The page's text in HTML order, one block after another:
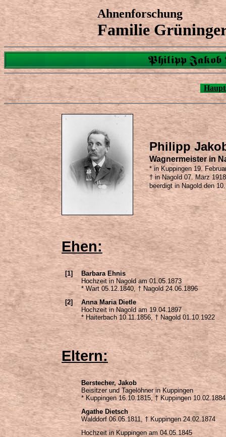
Ahnenforschung
Familie
Philipp Jakob
Philipp
Wagnermeister in
* in Kuppingen 19.
† in Nagold 07. März 1918
beerdigt in Nagold den
Ehen:
[1]
Barbara Ehnis
Hochzeit in Nagold am 01.05.1873
* Wart 05.12.1840, † Nagold 24.06.1896
[2]
Anna Maria Dietle
Hochzeit in Nagold am 19.04.1897
* Haiterbach 10.11.1856, † Nagold 01.10.1922
Eltern:
Berstecher, Jakob
Beisitzer und Tagelöhner in Kuppingen
* Kuppingen 16.10.1815, † Kuppingen 10.02.1884
Agathe Dietsch
Walddorf 06.05.1811, † Kuppingen 24.02.1874
Hochzeit in Kuppingen am 04.05.1845